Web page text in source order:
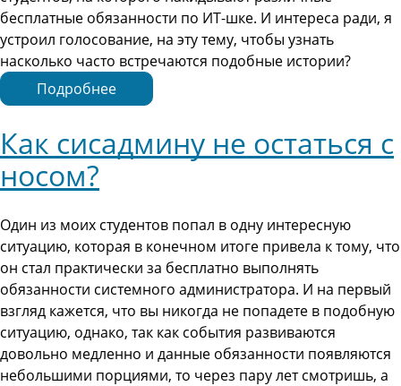
бесплатные обязанности по ИТ-шке. И интереса ради, я
устроил голосование, на эту тему, чтобы узнать
насколько часто встречаются подобные истории?
Подробнее
Как сисадмину не остаться с
носом?
Один из моих студентов попал в одну интересную
ситуацию, которая в конечном итоге привела к тому, что
он стал практически за бесплатно выполнять
обязанности системного администратора. И на первый
взгляд кажется, что вы никогда не попадете в подобную
ситуацию, однако, так как события развиваются
довольно медленно и данные обязанности появляются
небольшими порциями, то через пару лет смотришь, а